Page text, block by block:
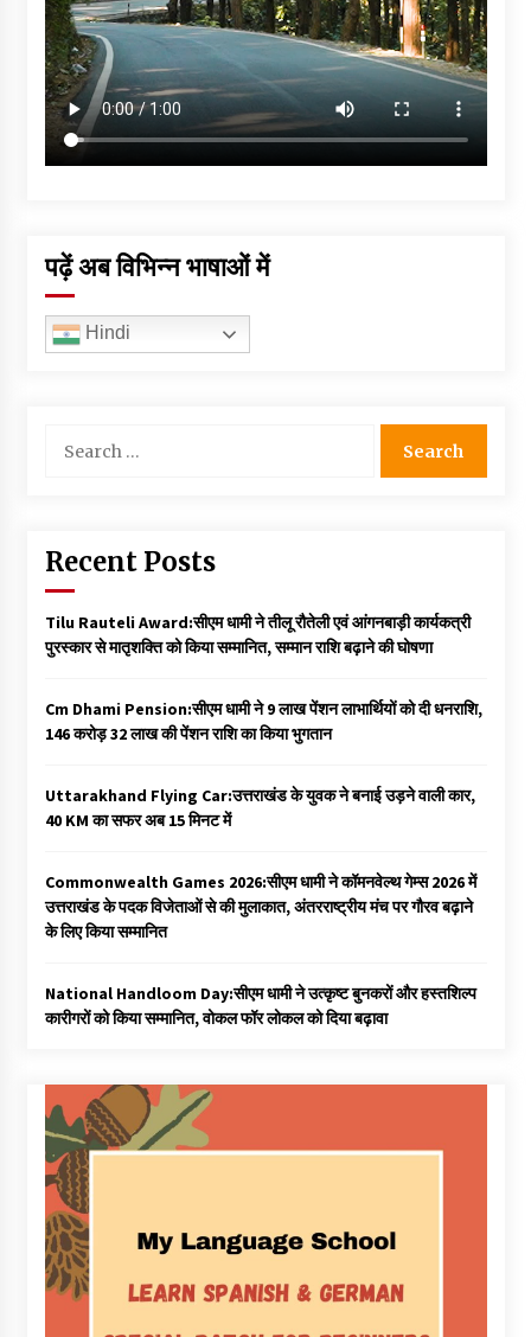
पढ़ें अब विभिन्न भाषाओं में
Hindi
for:
Recent Posts
Tilu Rauteli Award:सीएम धामी ने तीलू रौतेली एवं आंगनबाड़ी कार्यकत्री
पुरस्कार से मातृशक्ति को किया सम्मानित, सम्मान राशि बढ़ाने की घोषणा
Cm Dhami Pension:सीएम धामी ने 9 लाख पेंशन लाभार्थियों को दी धनराशि, ₹
146 करोड़ 32 लाख की पेंशन राशि का किया भुगतान
Uttarakhand Flying Car:उत्तराखंड के युवक ने बनाई उड़ने वाली कार,
40 KM का सफर अब 15 मिनट में
Commonwealth Games 2026:सीएम धामी ने कॉमनवेल्थ गेम्स 2026 में
उत्तराखंड के पदक विजेताओं से की मुलाकात, अंतरराष्ट्रीय मंच पर गौरव बढ़ाने
के लिए किया सम्मानित
National Handloom Day:सीएम धामी ने उत्कृष्ट बुनकरों और हस्तशिल्प
कारीगरों को किया सम्मानित, वोकल फॉर लोकल को दिया बढ़ावा